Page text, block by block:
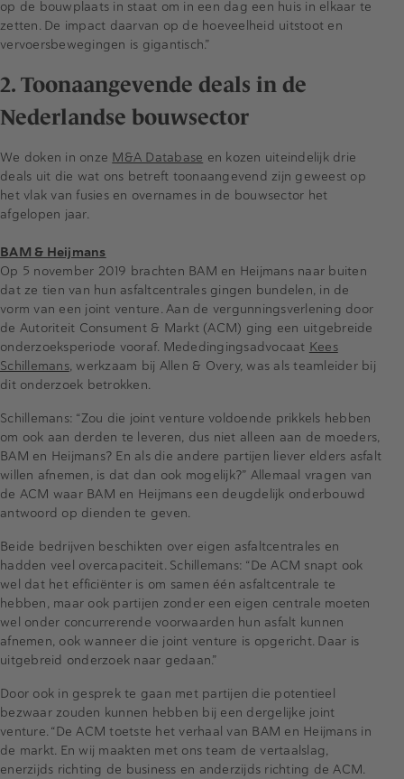
op de bouwplaats in staat om in een dag een huis in elkaar te
zetten. De impact daarvan op de hoeveelheid uitstoot en
vervoersbewegingen is gigantisch.”
2. Toonaangevende deals in de
Nederlandse bouwsector
We doken in onze M&A Database en kozen uiteindelijk drie
deals uit die wat ons betreft toonaangevend zijn geweest op
het vlak van fusies en overnames in de bouwsector het
afgelopen jaar.
BAM & Heijmans
Op 5 november 2019 brachten BAM en Heijmans naar buiten
dat ze tien van hun asfaltcentrales gingen bundelen, in de
vorm van een joint venture. Aan de vergunningsverlening door
de Autoriteit Consument & Markt (ACM) ging een uitgebreide
onderzoeksperiode vooraf. Mededingingsadvocaat Kees
Schillemans, werkzaam bij Allen & Overy, was als teamleider bij
dit onderzoek betrokken.
Schillemans: “Zou die joint venture voldoende prikkels hebben
om ook aan derden te leveren, dus niet alleen aan de moeders,
BAM en Heijmans? En als die andere partijen liever elders asfalt
willen afnemen, is dat dan ook mogelijk?” Allemaal vragen van
de ACM waar BAM en Heijmans een deugdelijk onderbouwd
antwoord op dienden te geven.
Beide bedrijven beschikten over eigen asfaltcentrales en
hadden veel overcapaciteit. Schillemans: “De ACM snapt ook
wel dat het efficiënter is om samen één asfaltcentrale te
hebben, maar ook partijen zonder een eigen centrale moeten
wel onder concurrerende voorwaarden hun asfalt kunnen
afnemen, ook wanneer die joint venture is opgericht. Daar is
uitgebreid onderzoek naar gedaan.”
Door ook in gesprek te gaan met partijen die potentieel
bezwaar zouden kunnen hebben bij een dergelijke joint
venture. “De ACM toetste het verhaal van BAM en Heijmans in
de markt. En wij maakten met ons team de vertaalslag,
enerzijds richting de business en anderzijds richting de ACM.